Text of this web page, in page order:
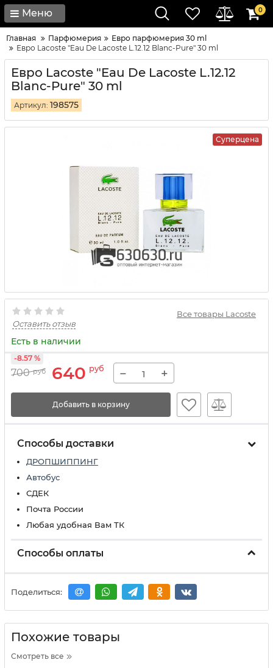
Меню 0
Главная Парфюмерия
Евро парфюмерия 30 ml
Евро Lacoste "Eau De Lacoste L.12.12 Blanc-Pure" 30 ml
Евро Lacoste "Eau De Lacoste L.12.12
Blanc-Pure" 30 ml
Артикул: 198575
Суперцена
Все товары Lacoste
Оставить отзыв
Есть в наличии
700 руб 640 руб
-8.57 %
− +
Добавить в корзину
Способы доставки
ДРОПШИППИНГ
Автобус
СДЕК
Почта России
Любая удобная Вам ТК
Способы оплаты
Поделиться:
Похожие товары
Смотреть все